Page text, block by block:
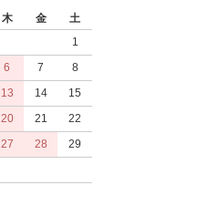
木 金
土
1
6 7
8
13 14
15
20 21
22
27 28
29